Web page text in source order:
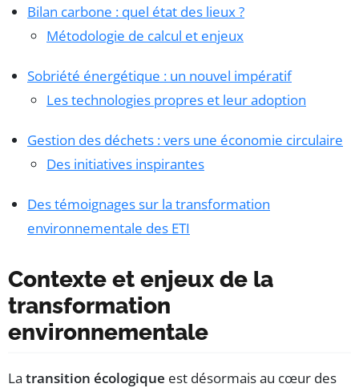
Bilan carbone : quel état des lieux ?
Métodologie de calcul et enjeux
Sobriété énergétique : un nouvel impératif
Les technologies propres et leur adoption
Gestion des déchets : vers une économie circulaire
Des initiatives inspirantes
Des témoignages sur la transformation
environnementale des ETI
Contexte et enjeux de la
transformation
environnementale
La transition écologique est désormais au cœur des